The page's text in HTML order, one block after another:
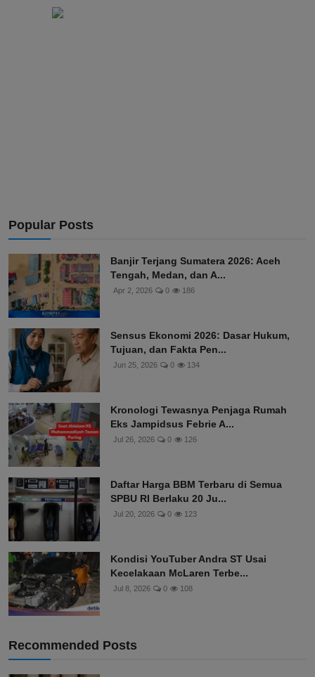
Popular Posts
Banjir Terjang Sumatera 2026: Aceh
Tengah, Medan, dan A...
Apr 2, 2026 0 186
Sensus Ekonomi 2026: Dasar Hukum,
Tujuan, dan Fakta Pen...
Jun 25, 2026 0 134
Kronologi Tewasnya Penjaga Rumah
Eks Jampidsus Febrie A...
Jul 26, 2026 0 126
Daftar Harga BBM Terbaru di Semua
SPBU RI Berlaku 20 Ju...
Jul 20, 2026 0 123
Kondisi YouTuber Andra ST Usai
Kecelakaan McLaren Terbe...
Jul 8, 2026 0 108
Recommended Posts